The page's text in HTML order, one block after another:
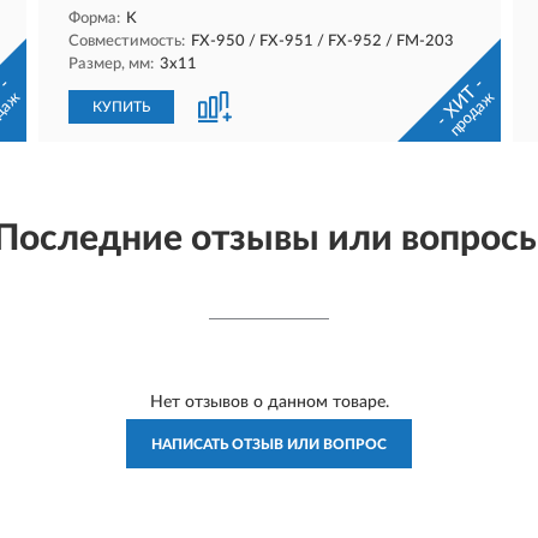
-
Форма: K
Совместимость: FX-950 / FX-951 / FX-952 / FM-203
Размер, мм: 3х11
КУПИТЬ - ХИТ -
продаж
отзывы или
Нет отзывов о данном товаре.
НАПИСАТЬ ОТЗЫВ ИЛИ ВОПРОС